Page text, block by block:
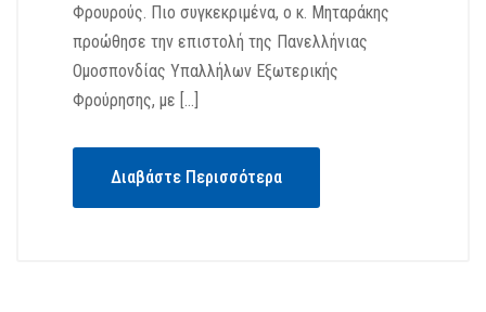
Φρουρούς. Πιο συγκεκριμένα, ο κ. Μηταράκης
προώθησε την επιστολή της Πανελλήνιας
Ομοσπονδίας Υπαλλήλων Εξωτερικής
Φρούρησης, με […]
Διαβάστε Περισσότερα